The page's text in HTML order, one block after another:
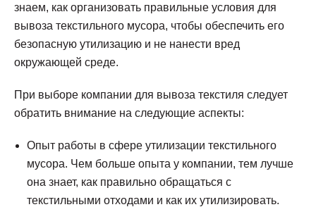
знаем, как организовать правильные условия для
вывоза текстильного мусора, чтобы обеспечить его
безопасную утилизацию и не нанести вред
окружающей среде.
При выборе компании для вывоза текстиля следует
обратить внимание на следующие аспекты:
Опыт работы в сфере утилизации текстильного
мусора. Чем больше опыта у компании, тем лучше
она знает, как правильно обращаться с
текстильными отходами и как их утилизировать.